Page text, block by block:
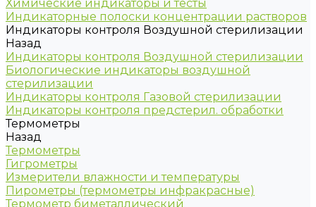
Химические индикаторы и тесты
Индикаторные полоски концентрации растворов
Индикаторы контроля Воздушной стерилизации
Назад
Индикаторы контроля Воздушной стерилизации
Биологические индикаторы воздушной
стерилизации
Индикаторы контроля Газовой стерилизации
Индикаторы контроля предстерил. обработки
Термометры
Назад
Термометры
Гигрометры
Измерители влажности и температуры
Пирометры (термометры инфракрасные)
Термометр биметаллический